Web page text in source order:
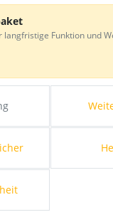
langfristige Funktion und